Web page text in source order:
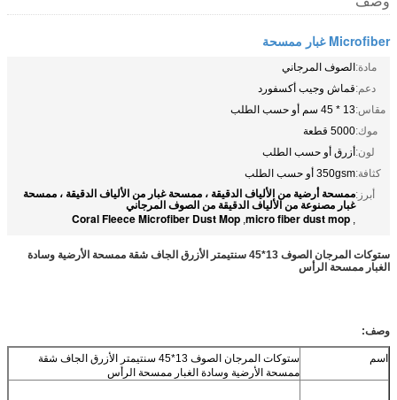
Microfiber غبار ممسحة
مادة:الصوف المرجاني
دعم:قماش وجيب أكسفورد
مقاس:13 * 45 سم أو حسب الطلب
موك:5000 قطعة
لون:أزرق أو حسب الطلب
كثافة:350gsm أو حسب الطلب
أبرز:ممسحة أرضية من الألياف الدقيقة ، ممسحة غبار من الألياف الدقيقة ، ممسحة
غبار مصنوعة من الألياف الدقيقة من الصوف المرجاني
,
micro fiber dust mop
,
Coral Fleece Microfiber Dust Mop
ستوكات المرجان الصوف 13*45 سنتيمتر الأزرق الجاف شقة ممسحة الأرضية وسادة
الغبار ممسحة الرأس
وصف:
اسم
ستوكات المرجان الصوف 13*45 سنتيمتر الأزرق الجاف شقة
ممسحة الأرضية وسادة الغبار ممسحة الرأس